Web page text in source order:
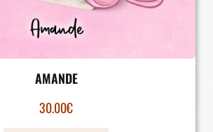
AMANDE
30.00€